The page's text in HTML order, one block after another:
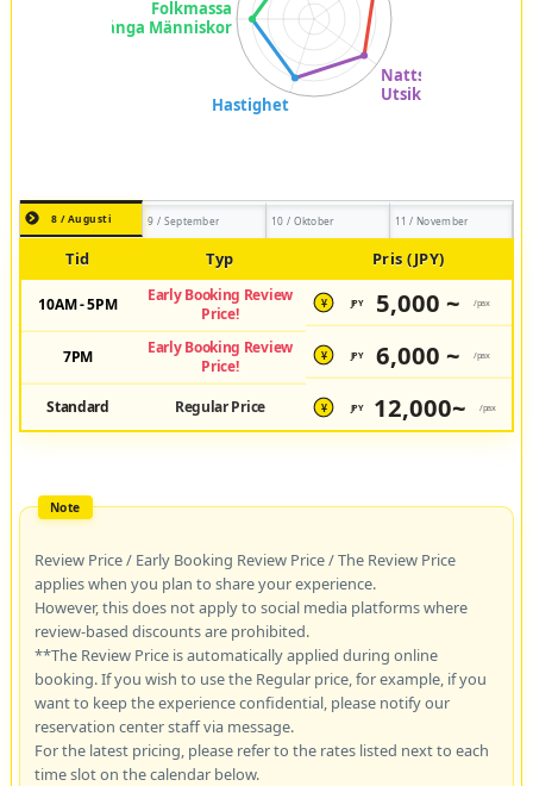
8 / Augusti 9 / September 10 / Oktober 11 / November
Tid Typ Pris (JPY)
10AM - 5PM
Early Booking Review
Price!
¥ JPY 5,000 ~ /pax
7PM
Early Booking Review
Price!
¥ JPY 6,000 ~ /pax
Standard Regular Price ¥ JPY 12,000~ /pax
Review Price / Early Booking Review Price / The Review Price
applies when you plan to share your experience.
However, this does not apply to social media platforms where
review-based discounts are prohibited.
**The Review Price is automatically applied during online
booking. If you wish to use the Regular price, for example, if you
want to keep the experience confidential, please notify our
reservation center staff via message.
For the latest pricing, please refer to the rates listed next to each
time slot on the calendar below.